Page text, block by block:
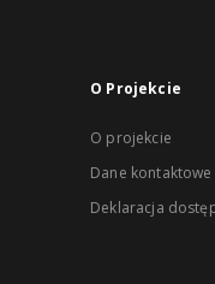
O Projekcie
O projekcie
Dane kontaktowe
Deklaracja